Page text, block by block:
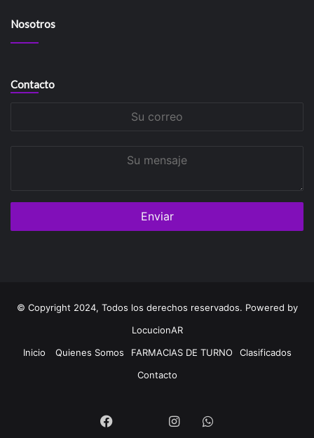
Nosotros
Contacto
© Copyright 2024, Todos los derechos reservados. Powered by
LocucionAR
Inicio
Quienes Somos FARMACIAS DE TURNO
Clasificados
Contacto
Facebook InstagramWhatsapp